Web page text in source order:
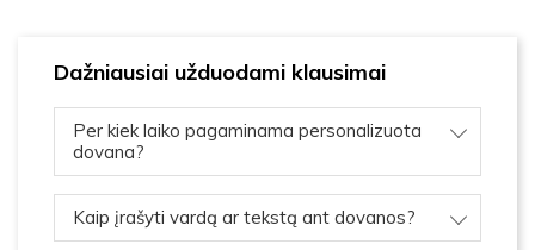
Dažniausiai užduodami klausimai
Per kiek laiko pagaminama personalizuota
dovana?
Kaip įrašyti vardą ar tekstą ant dovanos?